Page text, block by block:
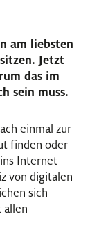
am liebsten
Jetzt
das im
sein muss.
einmal zur
finden oder
Internet
von digitalen
sich
allen